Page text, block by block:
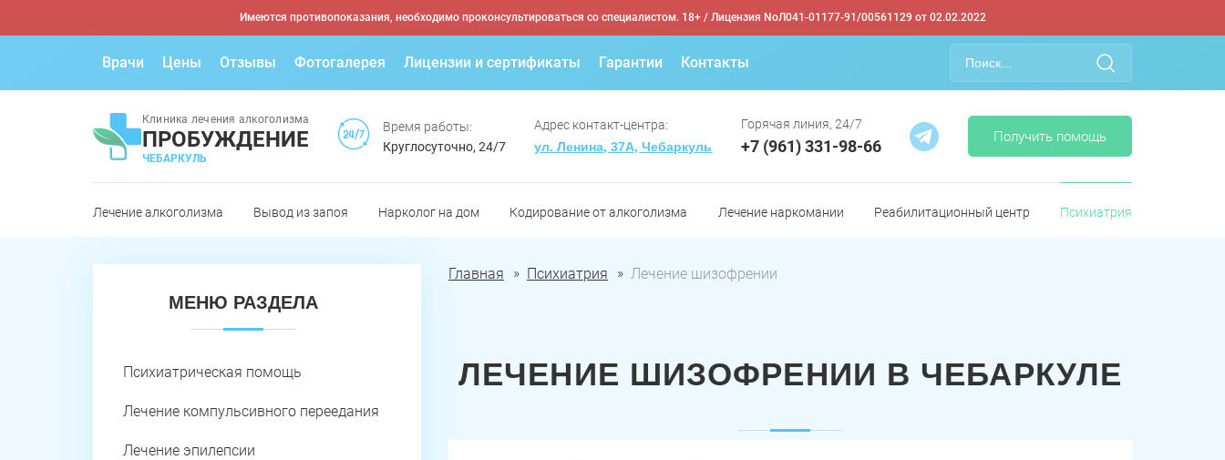
Имеются противопоказания, необходимо проконсультироваться со специалистом. 18+ / Лицензия NoЛ041-01177-91/00561129 от 02.02.2022
Врачи Цены Отзывы Фотогалерея Лицензии и сертификаты Гарантии Контакты
Клиника лечения алкоголизма
ПРОБУЖДЕНИЕ
ЧЕБАРКУЛЬ
Время работы:
Круглосуточно, 24/7
Адрес контакт-центра:
ул. Ленина, 37А, Чебаркуль
Горячая линия, 24/7
+7 (961) 331-98-66 Получить помощь
Лечение алкоголизма Вывод из запоя Нарколог на дом Кодирование от алкоголизма Лечение наркомании Реабилитационный центр Психиатрия
Главная Психиатрия Лечение шизофрении
ЛЕЧЕНИЕ ШИЗОФРЕНИИ В ЧЕБАРКУЛЕ
МЕНЮ РАЗДЕЛА
Психиатрическая помощь
Лечение компульсивного переедания
Лечение эпилепсии